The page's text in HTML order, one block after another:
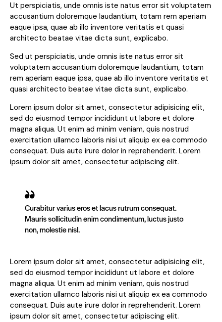
Ut perspiciatis, unde omnis iste natus error sit voluptatem
accusantium doloremque laudantium, totam rem aperiam
eaque ipsa, quae ab illo inventore veritatis et quasi
architecto beatae vitae dicta sunt, explicabo.
Sed ut perspiciatis, unde omnis iste natus error sit
voluptatem accusantium doloremque laudantium, totam
rem aperiam eaque ipsa, quae ab illo inventore veritatis et
quasi architecto beatae vitae dicta sunt, explicabo.
Lorem ipsum dolor sit amet, consectetur adipisicing elit,
sed do eiusmod tempor incididunt ut labore et dolore
magna aliqua. Ut enim ad minim veniam, quis nostrud
exercitation ullamco laboris nisi ut aliquip ex ea commodo
consequat. Duis aute irure dolor in reprehenderit. Lorem
ipsum dolor sit amet, consectetur adipiscing elit.
Curabitur varius eros et lacus rutrum consequat.
Mauris sollicitudin enim condimentum, luctus justo
non, molestie nisl.
Lorem ipsum dolor sit amet, consectetur adipisicing elit,
sed do eiusmod tempor incididunt ut labore et dolore
magna aliqua. Ut enim ad minim veniam, quis nostrud
exercitation ullamco laboris nisi ut aliquip ex ea commodo
consequat. Duis aute irure dolor in reprehenderit. Lorem
ipsum dolor sit amet, consectetur adipiscing elit.